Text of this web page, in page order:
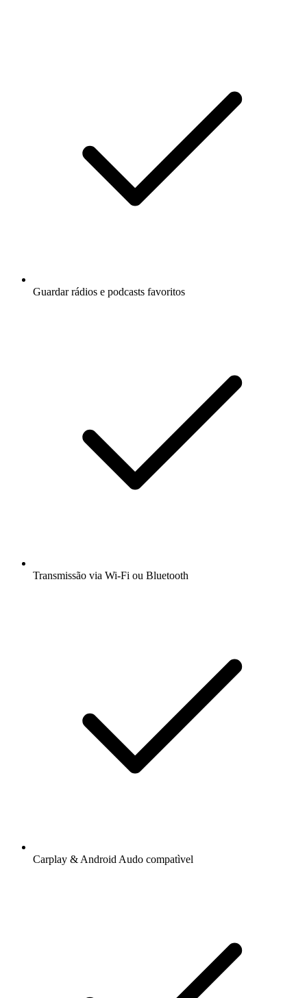
Guardar rádios e podcasts favoritos
Transmissão via Wi-Fi ou Bluetooth
Carplay & Android Audo compatìvel